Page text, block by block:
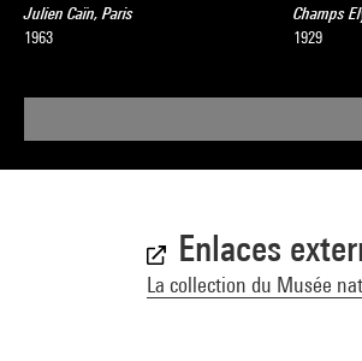
Julien Caïn, Paris
1963
Champs
1929
Enlaces
La collection du Musée